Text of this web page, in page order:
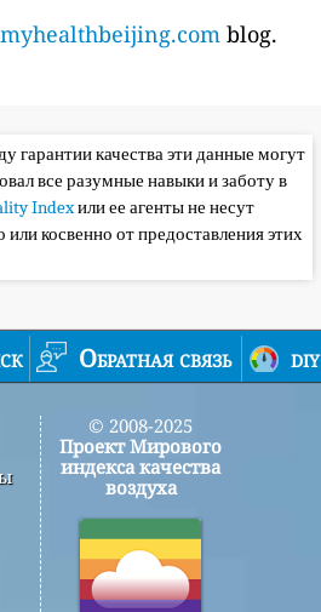
blog.
гарантии качества эти данные могут
все разумные навыки и заботу в
Indexили ее агенты не несут
косвенно от предоставления этих
Обратная связь diy
© 2008-2025
Проект Мирового
индекса качества
воздуха